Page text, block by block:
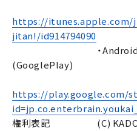
https://itunes.apple.com/
jitan!/id914794090
・Android版ダ
(GooglePlay)
https://play.google.com/
権利表記 (C)